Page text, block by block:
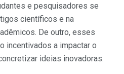
e pesquisadores se
científicos e na
De outro, esses
incentivados a impactar o
ideias inovadoras.